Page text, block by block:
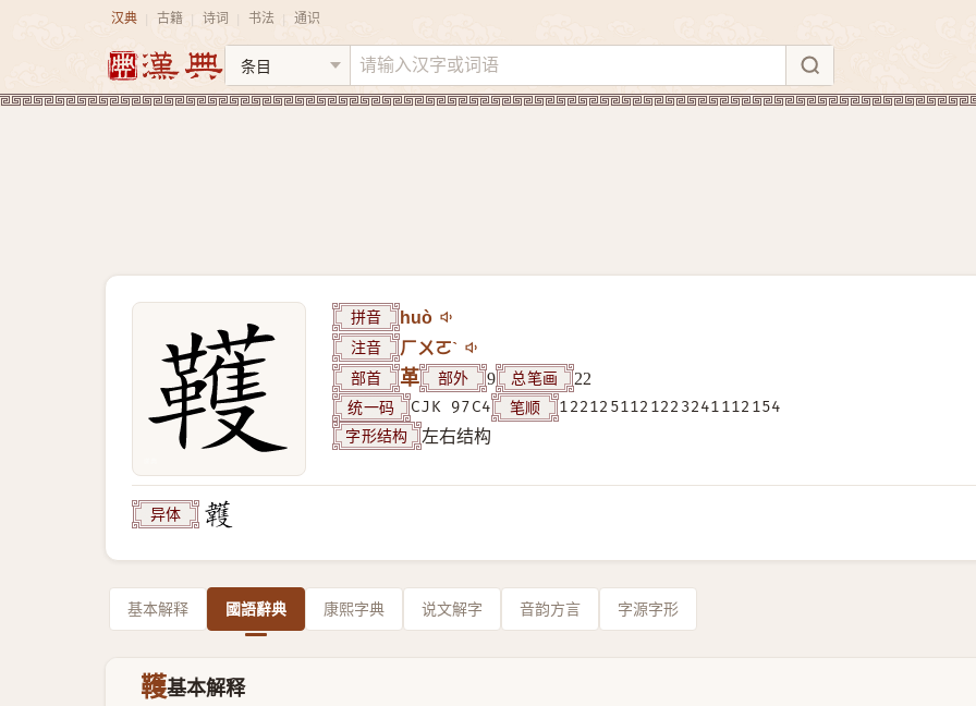
汉典 古籍 诗词 书法 通识
拼音 huò
注音 ㄏㄨㄛˋ
部首 革 部外 9 总笔画 22
统一码 CJK 97C4 笔顺 1221251121223241112154
字形结构 左右结构
异体
基本解释 國語辭典 康熙字典 说文解字 音韵方言 字源字形
韄基本解释